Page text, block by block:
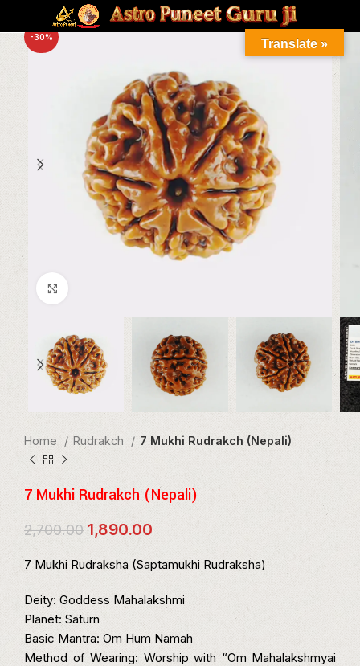
-30%
Home Rudrakch 7 Mukhi Rudrakch (Nepali)
7 Mukhi Rudrakch (Nepali)
2,700.00 Original
was:
₹2,700.00.
1,890.00
is:
7 Mukhi Rudraksha (Saptamukhi Rudraksha)
Deity: Goddess Mahalakshmi
Planet: Saturn
Basic Mantra: Om Hum Namah
Method of Wearing: Worship with “Om Mahalakshmyai
Translate »